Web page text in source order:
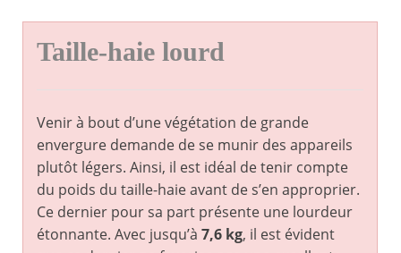
Taille-haie lourd
Venir à bout d’une végétation de grande
envergure demande de se munir des appareils
plutôt légers. Ainsi, il est idéal de tenir compte
du poids du taille-haie avant de s’en approprier.
Ce dernier pour sa part présente une lourdeur
étonnante. Avec jusqu’à 7,6 kg, il est évident